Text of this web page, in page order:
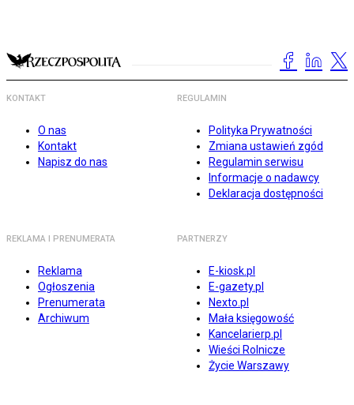
KONTAKT
O nas
Kontakt
Napisz do nas
REGULAMIN
Polityka Prywatności
Zmiana ustawień zgód
Regulamin serwisu
Informacje o nadawcy
Deklaracja dostępności
REKLAMA I PRENUMERATA
Reklama
Ogłoszenia
Prenumerata
Archiwum
PARTNERZY
E-kiosk.pl
E-gazety.pl
Nexto.pl
Mała księgowość
Kancelarierp.pl
Wieści Rolnicze
Życie Warszawy